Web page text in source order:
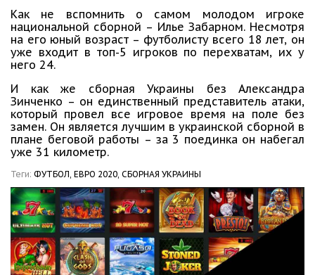
Как не вспомнить о самом молодом игроке
национальной сборной – Илье Забарном. Несмотря
на его юный возраст – футболисту всего 18 лет, он
уже входит в топ-5 игроков по перехватам, их у
него 24.
И как же сборная Украины без Александра
Зинченко – он единственный представитель атаки,
который провел все игровое время на поле без
замен. Он является лучшим в украинской сборной в
плане беговой работы – за 3 поединка он набегал
уже 31 километр.
Теги: ФУТБОЛ, ЕВРО 2020, СБОРНАЯ УКРАИНЫ